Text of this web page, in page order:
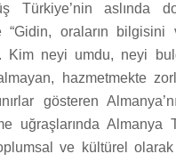
Türkiye’nin aslında
oraların bilgisini
neyi umdu, neyi
hazmetmekte
gösteren
uğraşlarında Almanya
ve kültürel